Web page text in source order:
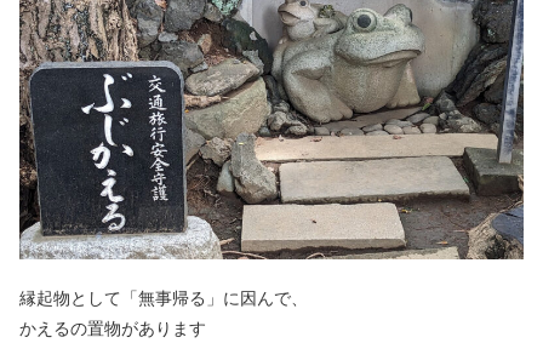
縁起物として「無事帰る」に因んで、
かえるの置物があります